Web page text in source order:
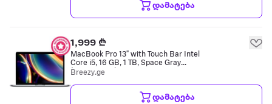
დამატება
1,999 ₾
MacBook Pro 13" with Touch Bar Intel
Core i5, 16 GB, 1 TB, Space Gray
(შეფასება C)
Breezy.ge
დამატება